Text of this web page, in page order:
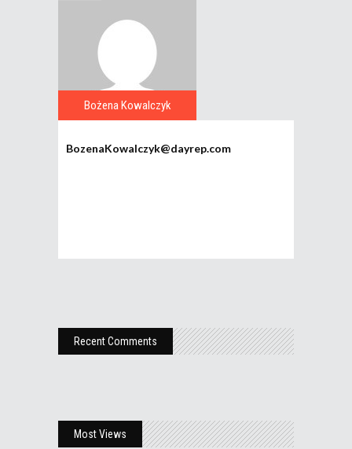
Bożena Kowalczyk
BozenaKowalczyk@dayrep.com
Recent Comments
Most Views